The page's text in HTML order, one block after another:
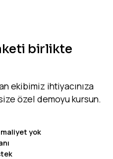
birlikte
ekibimiz ihtiyacınıza
özel demoyu kursun.
yok